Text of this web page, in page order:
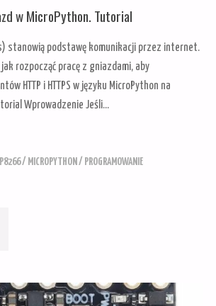
w MicroPython. Tutorial
stanowią podstawę komunikacji przez internet.
rozpocząć pracę z gniazdami, aby
HTTP i HTTPS w języku MicroPython na
Wprowadzenie Jeśli…
/ MICROPYTHON / PROGRAMOWANIE